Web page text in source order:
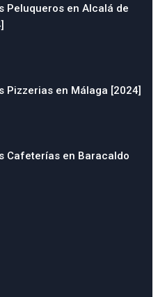
Peluqueros en Alcalá de
Pizzerias en Málaga [2024]
Cafeterías en Baracaldo